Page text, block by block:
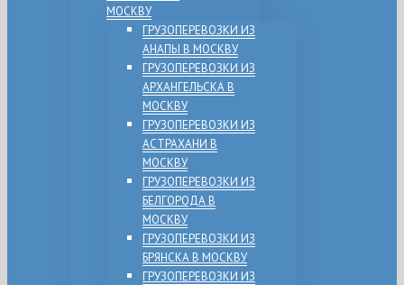
МОСКВУ
ГРУЗОПЕРЕВОЗКИ ИЗ
АНАПЫ В МОСКВУ
ГРУЗОПЕРЕВОЗКИ ИЗ
АРХАНГЕЛЬСКА В
МОСКВУ
ГРУЗОПЕРЕВОЗКИ ИЗ
АСТРАХАНИ В
МОСКВУ
ГРУЗОПЕРЕВОЗКИ ИЗ
БЕЛГОРОДА В
МОСКВУ
ГРУЗОПЕРЕВОЗКИ ИЗ
БРЯНСКА В МОСКВУ
ГРУЗОПЕРЕВОЗКИ ИЗ